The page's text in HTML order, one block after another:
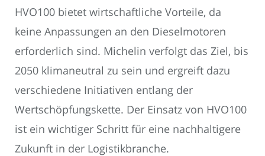
HVO100 bietet wirtschaftliche Vorteile, da
keine Anpassungen an den Dieselmotoren
erforderlich sind. Michelin verfolgt das Ziel, bis
2050 klimaneutral zu sein und ergreift dazu
verschiedene Initiativen entlang der
Wertschöpfungskette. Der Einsatz von HVO100
ist ein wichtiger Schritt für eine nachhaltigere
Zukunft in der Logistikbranche.